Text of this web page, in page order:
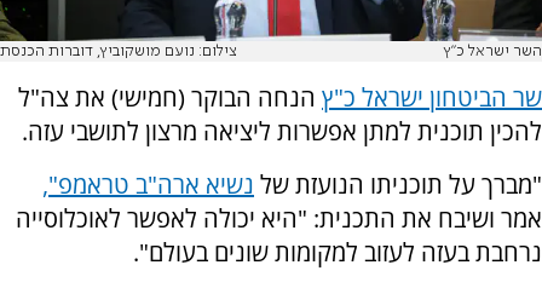
השר ישראל כ"ץ צילום: נועם מושקוביץ, דוברות הכנסת
שר הביטחון ישראל כ"ץ הנחה הבוקר (חמישי) את צה"ל
להכין תוכנית למתן אפשרות ליציאה מרצון לתושבי עזה.
"מברך על תוכניתו הנועזת של נשיא ארה"ב טראמפ",
אמר ושיבח את התכנית: "היא יכולה לאפשר לאוכלוסייה
נרחבת בעזה לעזוב למקומות שונים בעולם".